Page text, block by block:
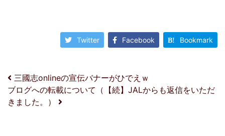
Twitter Facebook Bookmark
投稿ナビゲーション
三國志onlineの宣伝バナーがひでえｗ
ブログへの転載について（【続】JALからも返信をいただ
きました。）